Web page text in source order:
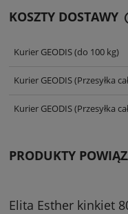
KOSZTY DOSTAWY
Kurier GEODIS(do 100 kg)
Kurier GEODIS(Przesyłka
Kurier GEODIS(Przesyłka
PRODUKTY
Elita Esther kinkiet